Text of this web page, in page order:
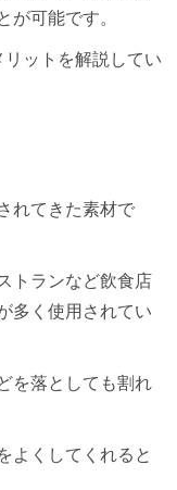
可能です。
ットを解説してい
れてきた素材で
トランなど飲食店
多く使用されてい
を落としても割れ
よくしてくれると